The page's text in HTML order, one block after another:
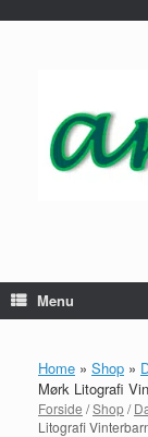
Menu
Home » Shop »
Mørk Litografi
Forside /Shop/
Litografi